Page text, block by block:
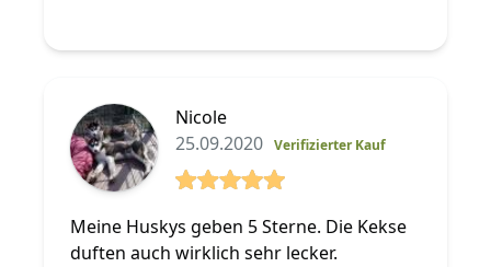
Nicole
25.09.2020 Verifizierter Kauf
Meine Huskys geben 5 Sterne. Die Kekse
duften auch wirklich sehr lecker.